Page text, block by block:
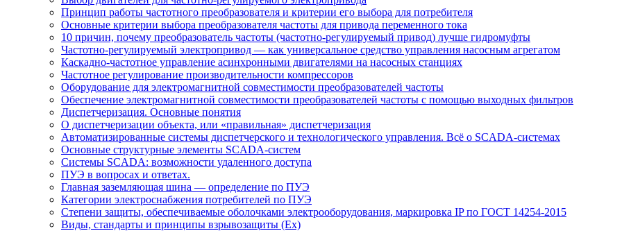
Принцип работы частотного преобразователя и критерии его выбора для потребителя
Основные критерии выбора преобразователя частоты для привода переменного тока
10 причин, почему преобразователь частоты (частотно-регулируемый привод) лучше гидромуфты
Частотно-регулируемый электропривод — как универсальное средство управления насосным агрегатом
Каскадно-частотное управление асинхронными двигателями на насосных станциях
Частотное регулирование производительности компрессоров
Оборудование для электромагнитной совместимости преобразователей частоты
Обеспечение электромагнитной совместимости преобразователей частоты с помощью выходных фильтров
Диспетчеризация. Основные понятия
О диспетчеризации объекта, или «правильная» диспетчеризация
Автоматизированные системы диспетчерского и технологического управления. Всё о SCADA-системах
Основные структурные элементы SCADA-систем
Системы SCADA: возможности удаленного доступа
ПУЭ в вопросах и ответах.
Главная заземляющая шина — определение по ПУЭ
Категории электроснабжения потребителей по ПУЭ
Степени защиты, обеспечиваемые оболочками электрооборудования, маркировка IP по ГОСТ 14254-2015
Виды, стандарты и принципы взрывозащиты (Ex)